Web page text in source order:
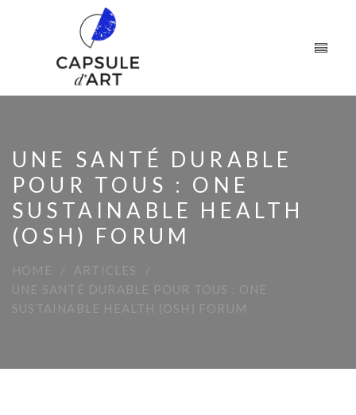
UNE SANTÉ DURABLE
POUR TOUS : ONE
SUSTAINABLE HEALTH
(OSH) FORUM
HOME
ARTICLES
UNE SANTÉ DURABLE POUR TOUS : ONE
SUSTAINABLE HEALTH (OSH) FORUM